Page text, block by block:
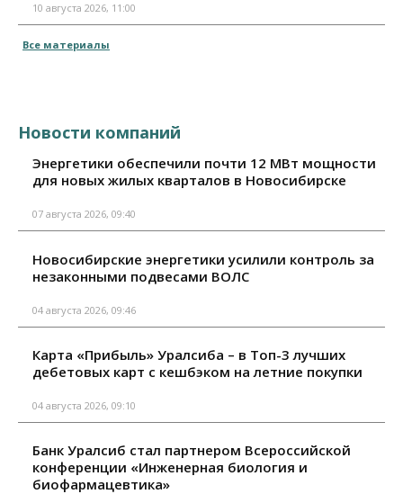
10 августа 2026, 11:00
Все материалы
Новости компаний
Энергетики обеспечили почти 12 МВт мощности
для новых жилых кварталов в Новосибирске
07 августа 2026, 09:40
Новосибирские энергетики усилили контроль за
незаконными подвесами ВОЛС
04 августа 2026, 09:46
Карта «Прибыль» Уралсиба – в Топ-3 лучших
дебетовых карт с кешбэком на летние покупки
04 августа 2026, 09:10
Банк Уралсиб стал партнером Всероссийской
конференции «Инженерная биология и
биофармацевтика»